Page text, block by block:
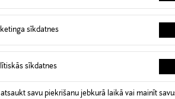
sīkdatnes
sīkdatnes
atsaukt savu piekrišanu jebkurā laikā vai mainīt
GUCCI